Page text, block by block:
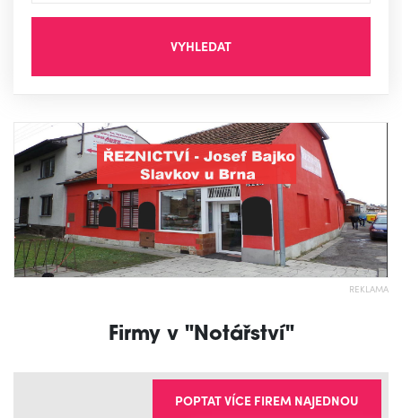
VYHLEDAT
REKLAMA
Firmy v "Notářství"
POPTAT VÍCE FIREM NAJEDNOU